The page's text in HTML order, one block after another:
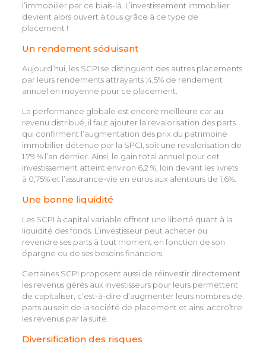
l’immobilier par ce biais-là. L’investissement immobilier
devient alors ouvert à tous grâce à ce type de
placement !
Un rendement séduisant
Aujourd’hui, les SCPI se distinguent des autres placements
par leurs rendements attrayants :4,5% de rendement
annuel en moyenne pour ce placement.
La performance globale est encore meilleure car au
revenu distribué, il faut ajouter la revalorisation des parts
qui confirment l’augmentation des prix du patrimoine
immobilier détenue par la SPCI, soit une revalorisation de
1.79 % l’an dernier. Ainsi, le gain total annuel pour cet
investissement atteint environ 6,2 %, loin devant les livrets
à 0,75% et l’assurance-vie en euros aux alentours de 1,6%.
Une bonne liquidité
Les SCPI à capital variable offrent une liberté quant à la
liquidité des fonds. L’investisseur peut acheter ou
revendre ses parts à tout moment en fonction de son
épargne ou de ses besoins financiers.
Certaines SCPI proposent aussi de réinvestir directement
les revenus gérés aux investisseurs pour leurs permettent
de capitaliser, c’est-à-dire d’augmenter leurs nombres de
parts au sein de la société de placement et ainsi accroître
les revenus par la suite.
Diversification des risques